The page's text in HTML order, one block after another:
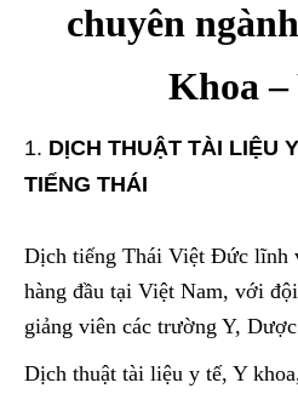
chuyên
Khoa –
DỊCH THUẬT TÀI LIỆU
TIẾNG THÁI
Dịch tiếng Thái Việt Đức lĩnh
hàng đầu tại Việt Nam, với
giảng viên các trường Y,
Dịch thuật tài liệu y tế, Y